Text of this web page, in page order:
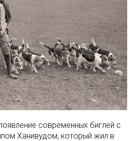
современных биглей с
Ханивудом, который жил в